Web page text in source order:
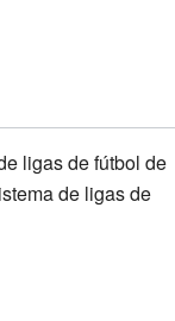
ligas de fútbol de
de ligas de